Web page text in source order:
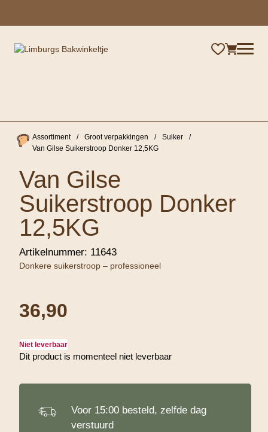
Assortiment / Groot verpakkingen / Suiker
/
Van Gilse Suikerstroop Donker 12,5KG
Van Gilse
Suikerstroop Donker
12,5KG
Artikelnummer: 11643
Donkere suikerstroop – professioneel
36,90
Niet leverbaar
Dit product is momenteel niet leverbaar
Let op!
Voor 15:00 besteld, zelfde dag
verstuurd